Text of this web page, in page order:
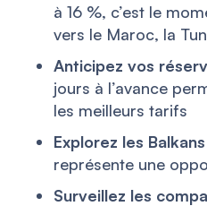
à 16 %, c’est le
vers le Maroc, la
Anticipez vos
jours à l’avance
les meilleurs tarifs
Explorez les Balkans
représente une
Surveillez les